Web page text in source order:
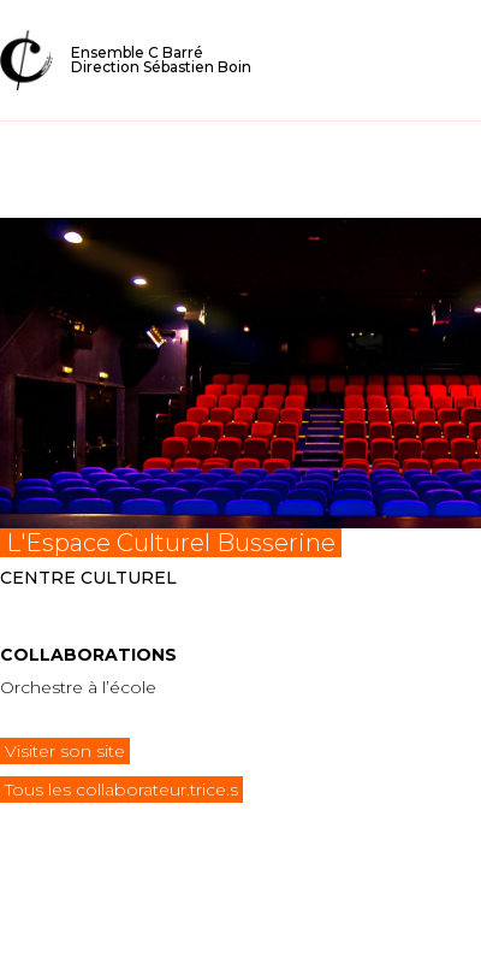
Ensemble C Barré
Direction Sébastien Boin
L'Espace Culturel Busserine
CENTRE CULTUREL
COLLABORATIONS
Orchestre à l’école
Visiter son site
Tous les collaborateur.trice.s